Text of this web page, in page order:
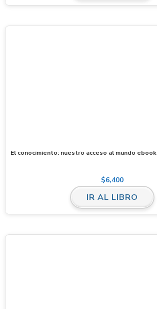
El conocimiento: nuestro acceso al mundo ebook
$6,400
IR AL LIBRO